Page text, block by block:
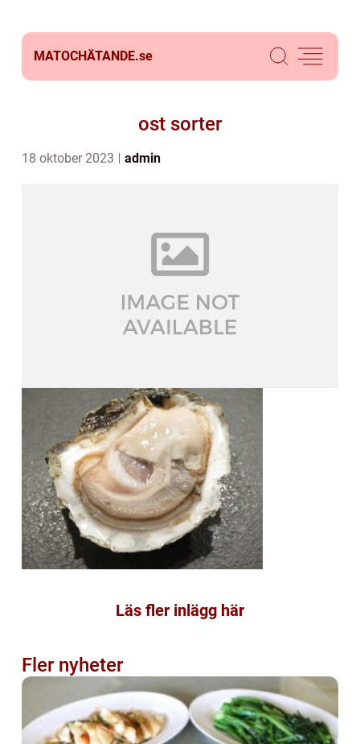
MATOCHÄTANDE.se
ost sorter
18 oktober 2023 admin
Läs fler inlägg här
Fler nyheter